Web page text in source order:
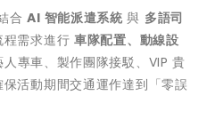
合AI 智能派遣系統 與 多語司
程需求進行 車隊配置、動線設
人專車、製作團隊接駁、VIP 貴
活動期間交通運作達到「零誤